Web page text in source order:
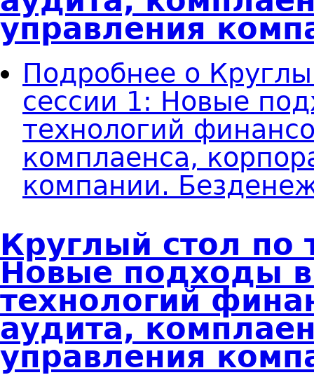
управления
Подробнее о
сессии 1: Новые
технологий
комплаенса,
компании.
Круглый стол по
Новые подходы в
технологий
аудита,
управления